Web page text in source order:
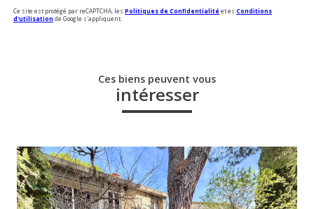
Ce site est protégé par reCAPTCHA, les Politiques de Confidentialité et es Conditions
d'utilisation de Google s'appliquent.
Ces biens peuvent vous
intéresser